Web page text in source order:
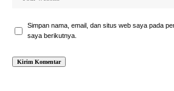
Simpan nama, email, dan situs web saya pada
saya berikutnya.